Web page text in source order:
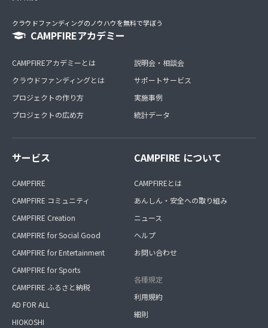
クラウドファンディングのノウハウを無料で学ぼう
CAMPFIREアカデミー
CAMPFIREアカデミーとは
クラウドファンディングとは
プロジェクトの作り方
プロジェクトの広め方
説明会・相談会
サポートサービス
実施事例
統計データ
サービス
CAMPFIRE
CAMPFIRE コミュニティ
CAMPFIRE Creation
CAMPFIRE for Social Good
CAMPFIRE for Entertainment
CAMPFIRE for Sports
CAMPFIRE ふるさと納税
AD FOR ALL
HIOKOSHI
CAMPFIRE について
CAMPFIREとは
あんしん・安全への取り組み
ニュース
ヘルプ
お問い合わせ
各種規定
利用規約
細則